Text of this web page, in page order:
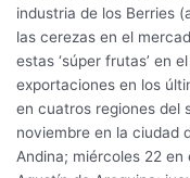
industria de los Berries
las cerezas en el
estas ‘súper frutas’ en
exportaciones en los
en cuatros regiones del
noviembre en la ciudad
Andina; miércoles 22